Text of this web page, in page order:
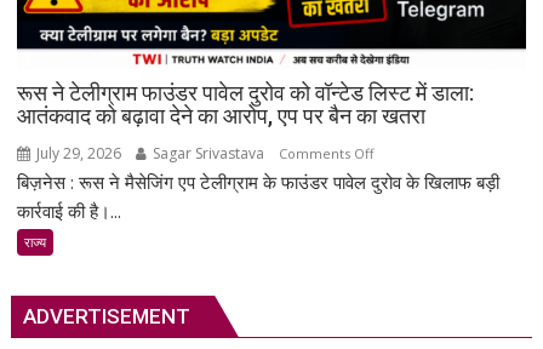
रूस ने टेलीग्राम फाउंडर पावेल दुरोव को वॉन्टेड लिस्ट में डाला:
आतंकवाद को बढ़ावा देने का आरोप, एप पर बैन का खतरा
July 29, 2026 Sagar Srivastava Comments Offon
रूस
को
बिज़नेस : रूस ने मैसेजिंग एप टेलीग्राम के फाउंडर पावेल दुरोव के खिलाफ बड़ी
कार्रवाई की है।...
राज्य
ADVERTISEMENT